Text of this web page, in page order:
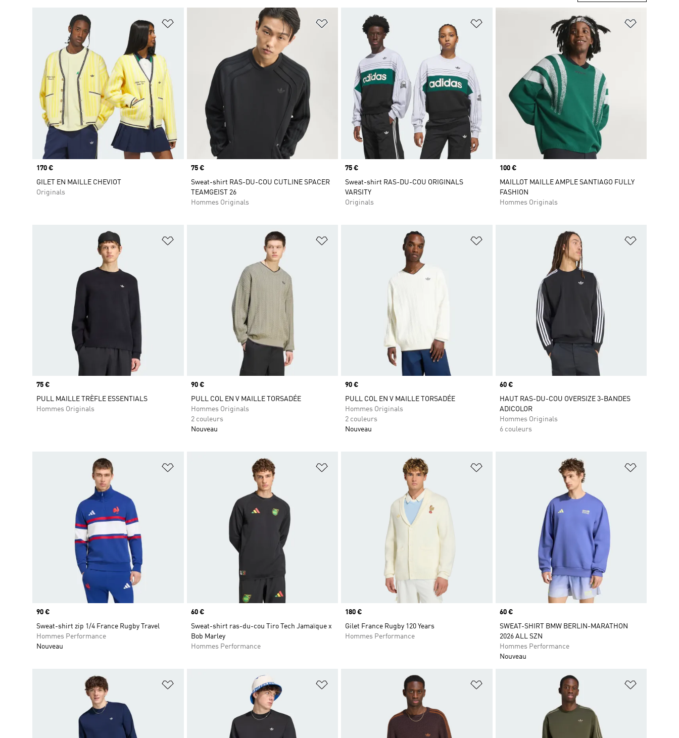
Ajouter à la Liste de produits favoris
Prix
170 €
GILET EN MAILLE CHEVIOT
Originals
Ajouter à la Liste de produits favoris
Prix
75 €
Sweat-shirt RAS-DU-COU CUTLINE SPACER
TEAMGEIST 26
Hommes Originals
Ajouter à la Liste de produits favoris
Prix
75 €
Sweat-shirt RAS-DU-COU ORIGINALS
VARSITY
Originals
Prix
100 €
MAILLOT MAILLE AMPLE SANTIAGO FULLY
FASHION
Hommes Originals
Ajouter à la Liste de produits favoris
Prix
75 €
PULL MAILLE TRÈFLE ESSENTIALS
Hommes Originals
Ajouter à la Liste de produits favoris
Prix
90 €
PULL COL EN V MAILLE TORSADÉE
Hommes Originals
2 couleurs
Nouveau
Ajouter à la Liste de produits favoris
Prix
90 €
PULL COL EN V MAILLE TORSADÉE
Hommes Originals
2 couleurs
Nouveau
Prix
60 €
HAUT RAS-DU-COU OVERSIZE 3-BANDES
ADICOLOR
Hommes Originals
6 couleurs
Ajouter à la Liste de produits favoris
Prix
90 €
Sweat-shirt zip 1/4 France Rugby Travel
Hommes Performance
Nouveau
Ajouter à la Liste de produits favoris
Prix
60 €
Sweat-shirt ras-du-cou Tiro Tech Jamaïque x
Bob Marley
Hommes Performance
Ajouter à la Liste de produits favoris
Prix
180 €
Gilet France Rugby 120 Years
Hommes Performance
Prix
60 €
SWEAT-SHIRT BMW BERLIN-MARATHON
2026 ALL SZN
Hommes Performance
Nouveau
Ajouter à la Liste de produits favoris Ajouter à la Liste de produits favoris Ajouter à la Liste de produits favoris